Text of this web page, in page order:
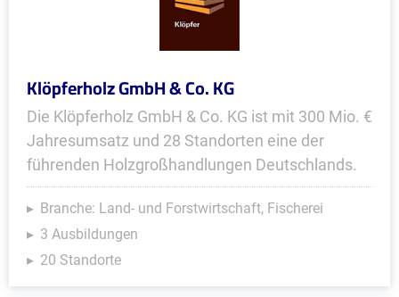
Klöpferholz GmbH & Co. KG
Die Klöpferholz GmbH & Co. KG ist mit 300 Mio. €
Jahresumsatz und 28 Standorten eine der
führenden Holzgroßhandlungen Deutschlands.
Branche: Land- und Forstwirtschaft, Fischerei
3 Ausbildungen
20 Standorte